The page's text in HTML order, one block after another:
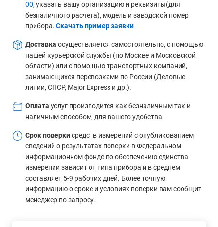
00, указать вашу организацию и реквизиты(для
безналичного расчета), модель и заводской номер
прибора. Скачать пример заявки
Доставка осуществляется самостоятельно, с помощью
нашей курьерской службы (по Москве и Московской
области) или с помощью транспортных компаний,
занимающихся перевозками по России (Деловые
линии, СПСР, Major Express и др.).
Оплата услуг производится как безналичным так и
наличным способом, для вашего удобства.
Срок поверкисредств измерений с опубликованием
сведений о результатах поверки в Федеральном
информационном фонде по обеспечению единства
измерений зависит от типа прибора и в среднем
составляет 5-9 рабочих дней. Более точную
информацию о сроке и условиях поверки вам сообщит
менеджер по запросу.